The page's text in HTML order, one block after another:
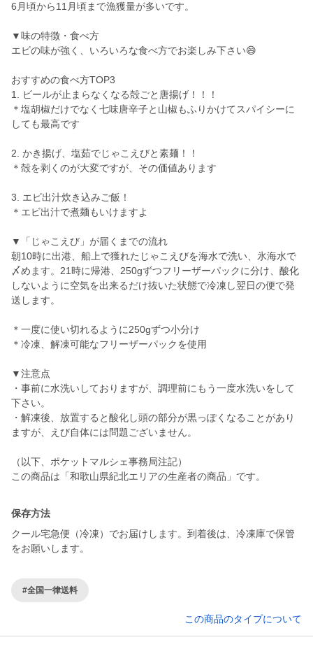
6月頃から11月頃まで漁獲量が多いです。
▼味の特徴・食べ方
エビの味が強く、いろいろな食べ方でお楽しみ下さい😄
おすすめの食べ方TOP3
1. ビールが止まらなくなる殻ごと唐揚げ！！！
＊塩胡椒だけでなく七味唐辛子と山椒もふりかけてスパイシーに
しても最高です
2. かき揚げ、塩茹でじゃこえびと素麺！！
＊殻を剥くのが大変ですが、その価値あります
3. エビ出汁炊き込みご飯！
＊エビ出汁で煮麺もいけますよ
▼「じゃこえび」が届くまでの流れ
朝10時に出港、船上で獲れたじゃこえびを海水で洗い、氷海水で
〆めます。21時に帰港、250gずつフリーザーパックに分け、酸化
しないように空気を出来るだけ抜いた状態で冷凍し翌日の便で発
送します。
＊一度に使い切れるように250gずつ小分け
＊冷凍、解凍可能なフリーザーパックを使用
▼注意点
・事前に水洗いしておりますが、調理前にもう一度水洗いをして
下さい。
・解凍後、放置すると酸化し頭の部分が黒っぽくなることがあり
ますが、えび自体には問題ございません。
（以下、ポケットマルシェ事務局注記）
この商品は「和歌山県紀北エリアの生産者の商品」です。
保存方法
クール宅急便（冷凍）でお届けします。到着後は、冷凍庫で保管
をお願いします。
#全国一律送料
この商品のタイプについて